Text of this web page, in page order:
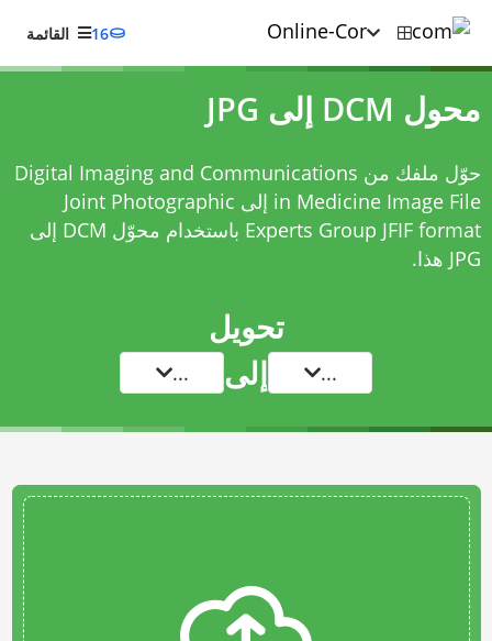
16 القائمة
محول DCM إلى JPG
حوّل ملفك من Digital Imaging and Communications
in Medicine Image File إلى Joint Photographic
Experts Group JFIF format باستخدام
محوّل DCM إلى
JPGهذا.
تحويل
... إلى ...